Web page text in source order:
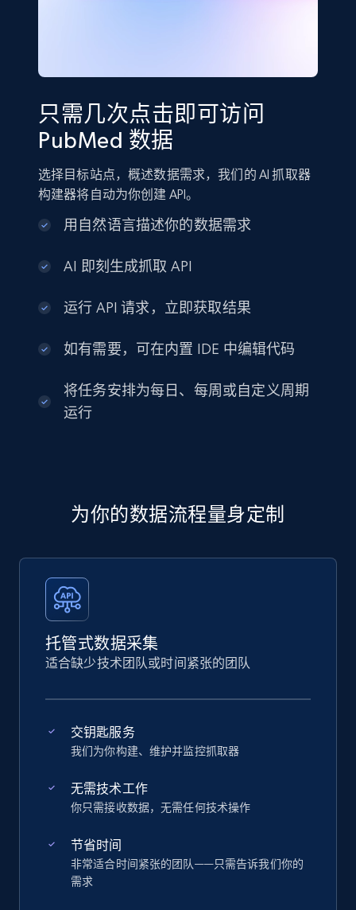
只需几次点击即可访问
PubMed 数据
选择目标站点，概述数据需求，我们的 AI 抓取器
构建器将自动为你创建 API。
用自然语言描述你的数据需求
AI 即刻生成抓取 API
运行 API 请求，立即获取结果
如有需要，可在内置 IDE 中编辑代码
将任务安排为每日、每周或自定义周期
运行
为你的数据流程量身定制
托管式数据采集
适合缺少技术团队或时间紧张的团队
交钥匙服务
我们为你构建、维护并监控抓取器
无需技术工作
你只需接收数据，无需任何技术操作
节省时间
非常适合时间紧张的团队——只需告诉我们你的
需求